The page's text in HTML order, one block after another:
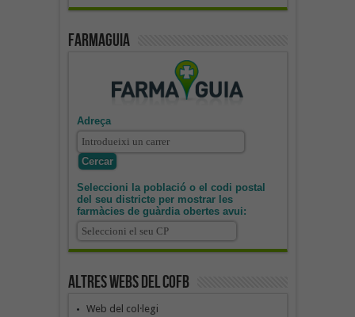
Farmaguia
Adreça
Seleccioni la població o el codi postal
del seu districte per mostrar les
farmàcies de guàrdia obertes avui:
Altres webs del COFB
Web del col·legi